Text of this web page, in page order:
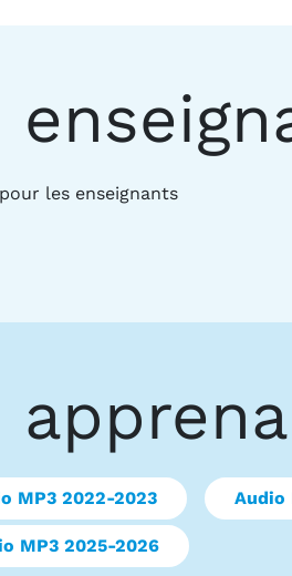
les enseignants
MP3 2022-2023 Audio
MP3 2025-2026